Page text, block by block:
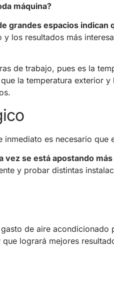
máquina?
grandes espacios indican
los resultados más
de trabajo, pues es la
la temperatura exterior y
es necesario que
vez se está apostando
y probar distintas
de aire acondicionado
que logrará mejores